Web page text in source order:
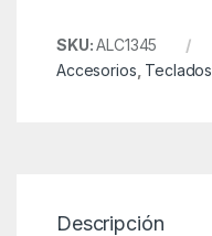
SKU:ALC1345
Accesorios Teclados
Descripción